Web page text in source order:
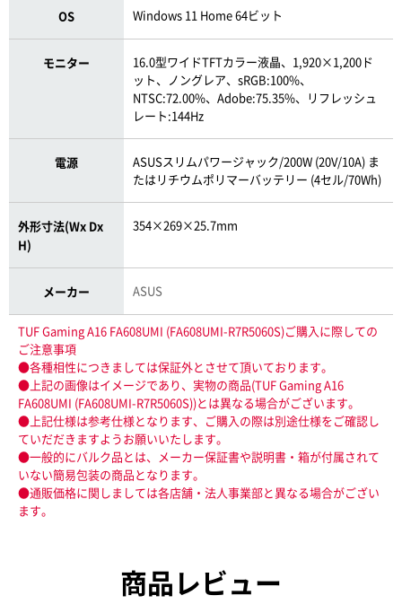
OS Windows 11 Home 64ビット
モニター
16.0型ワイドTFTカラー液晶、1,920×1,200ド
ット、ノングレア、sRGB:100%、
NTSC:72.00%、Adobe:75.35%、リフレッシュ
レート:144Hz
電源
ASUSスリムパワージャック/200W (20V/10A) ま
たはリチウムポリマーバッテリー (4セル/70Wh)
外形寸法(Wx Dx
H)
354×269×25.7mm
メーカー ASUS
TUF Gaming A16 FA608UMI (FA608UMI-R7R5060S)ご購入に際しての
ご注意事項
●各種相性につきましては保証外とさせて頂いております。
●上記の画像はイメージであり、実物の商品(TUF Gaming A16
FA608UMI (FA608UMI-R7R5060S))とは異なる場合がございます。
●上記仕様は参考仕様となります、ご購入の際は別途仕様をご確認し
ていだだきますようお願いいたします。
●一般的にバルク品とは、メーカー保証書や説明書・箱が付属されて
いない簡易包装の商品となります。
●通販価格に関しましては各店舗・法人事業部と異なる場合がござい
ます。
商品レビュー